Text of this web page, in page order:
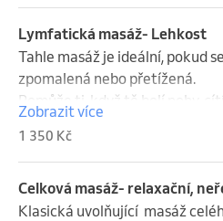
každodenním životě.
Lymfatická masáž- Lehkost
Tahle masáž je ideální, pokud
zpomalená nebo přetížená.
Pomůže ti, když tě bolí nohy,
nebo se v těle prostě necítíš
Při masáži používám neutrální
parfemaci, aby tě nic nerušilo –
tahy, které nastartují lymfu a
Zobrazit více
1 350 Kč
Celková masáž- relaxační,
Klasická uvolňující  masáž